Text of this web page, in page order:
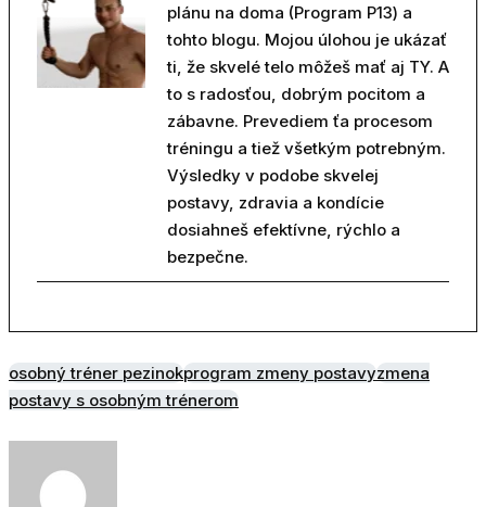
plánu na doma (Program P13) a
tohto blogu. Mojou úlohou je ukázať
ti, že skvelé telo môžeš mať aj TY. A
to s radosťou, dobrým pocitom a
zábavne. Prevediem ťa procesom
tréningu a tiež všetkým potrebným.
Výsledky v podobe skvelej
postavy, zdravia a kondície
dosiahneš efektívne, rýchlo a
bezpečne.
osobný tréner pezinokprogram zmeny postavyzmena
postavy s osobným trénerom